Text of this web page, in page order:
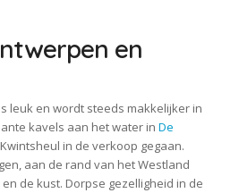
en
leuk en wordt steeds makkelijker in
kavels aan het water in De
in de verkoop gegaan.
aan de rand van het Westland
de kust. Dorpse gezelligheid in de